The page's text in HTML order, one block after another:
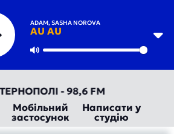
ADAM, SASHA NOROVA
AU AU
- 98,6 FM
Мобільний
застосунок
Написати у
студію